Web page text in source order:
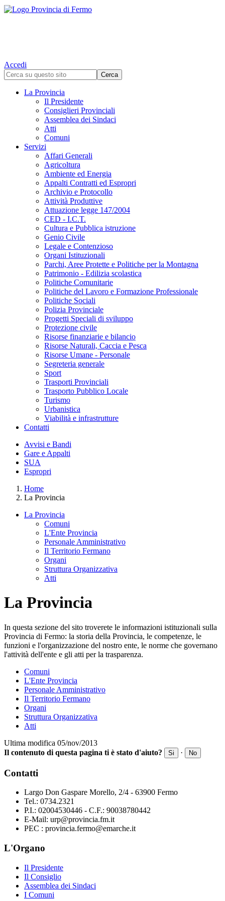
Accedi
La Provincia
Il Presidente
Consiglieri Provinciali
Assemblea dei Sindaci
Atti
Comuni
Servizi
Affari Generali
Agricoltura
Ambiente ed Energia
Appalti Contratti ed Espropri
Archivio e Protocollo
Attività Produttive
Attuazione legge 147/2004
CED - I.C.T.
Cultura e Pubblica istruzione
Genio Civile
Legale e Contenzioso
Organi Istituzionali
Parchi, Aree Protette e Politiche per la Montagna
Patrimonio - Edilizia scolastica
Politiche Comunitarie
Politiche del Lavoro e Formazione Professionale
Politiche Sociali
Polizia Provinciale
Progetti Speciali di sviluppo
Protezione civile
Risorse finanziarie e bilancio
Risorse Naturali, Caccia e Pesca
Risorse Umane - Personale
Segreteria generale
Sport
Trasporti Provinciali
Trasporto Pubblico Locale
Turismo
Urbanistica
Viabilità e infrastrutture
Contatti
Avvisi e Bandi
Gare e Appalti
SUA
Espropri
Home
La Provincia
La Provincia
Comuni
L'Ente Provincia
Personale Amministrativo
Il Territorio Fermano
Organi
Struttura Organizzativa
Atti
La Provincia
In questa sezione del sito troverete le informazioni istituzionali sulla
Provincia di Fermo: la storia della Provincia, le competenze, le
funzioni e l'organizzazione del nostro ente, le norme che governano
l'attività dell'ente e gli atti per la trasparenza.
Comuni
L'Ente Provincia
Personale Amministrativo
Il Territorio Fermano
Organi
Struttura Organizzativa
Atti
Ultima modifica 05/nov/2013
Il contenuto di questa pagina ti è stato d'aiuto?
Si · No
Contatti
Largo Don Gaspare Morello, 2/4 - 63900 Fermo
Tel.: 0734.2321
P.I.: 02004530446 - C.F.: 90038780442
E-Mail: urp@provincia.fm.it
PEC : provincia.fermo@emarche.it
L'Organo
Il Presidente
Il Consiglio
Assemblea dei Sindaci
I Comuni